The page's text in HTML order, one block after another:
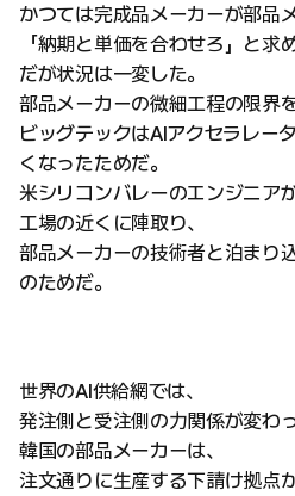
かつては完成品メーカーが部品
「納期と単価を合わせろ」と求
だが状況は一変した。
部品メーカーの微細工程の限界
ビッグテックはAIアクセラレー
くなったためだ。
米シリコンバレーのエンジニア
工場の近くに陣取り、
部品メーカーの技術者と泊まり
のためだ。
世界のAI供給網では、
発注側と受注側の力関係が変わ
韓国の部品メーカーは、
注文通りに生産する下請け拠点か